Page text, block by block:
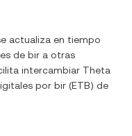
actualiza en tiempo
de bir a otras
intercambiar Theta
por bir (ETB) de